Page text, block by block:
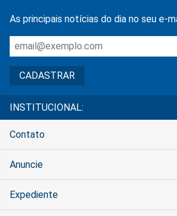
As principais notícias do dia no seu e-
INSTITUCIONAL:
Contato
Anuncie
Expediente